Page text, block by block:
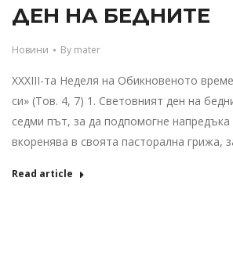
ДЕН НА БЕДНИТЕ
Новини By mater
XXXIII-та Неделя на Обикновеното
си» (Тов. 4, 7) 1. Световният ден на
седми път, за да подпомогне
вкоренява в своята пасторална грижа,
Read article